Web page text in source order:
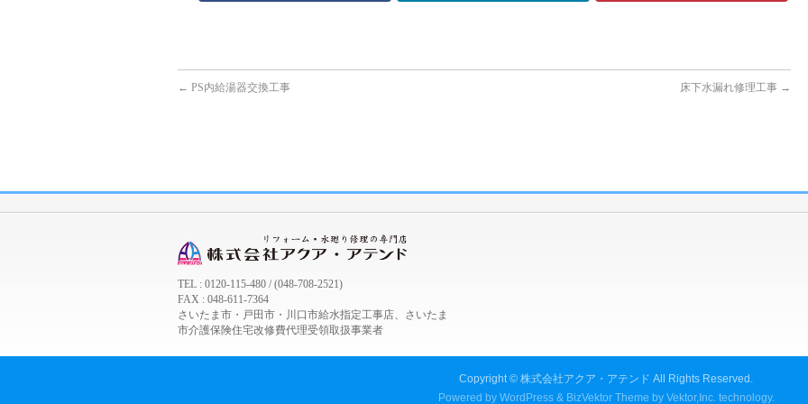
← PS内給湯器交換工事 床下水漏れ修理工事 →
TEL : 0120-115-480 / (048-708-2521)
FAX : 048-611-7364
さいたま市・戸田市・川口市給水指定工事店、さいたま
市介護保険住宅改修費代理受領取扱事業者
Copyright © 株式会社アクア・アテンド All Rights Reserved.
Powered by WordPress& BizVektor Theme by Vektor,Inc.technology.